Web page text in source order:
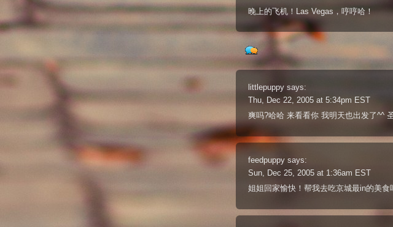
晚上的飞机！Las Vegas，哼哼哈！
littlepuppy says:
Thu, Dec 22, 2005 at 5:34pm EST
爽吗?哈哈 来看看你 我明天也出发了^^
feedpuppy says:
Sun, Dec 25, 2005 at 1:36am EST
姐姐回家愉快！帮我去吃京城最in的美食